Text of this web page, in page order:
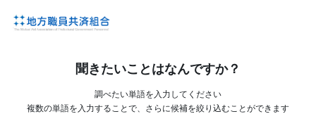
聞きたいことはなんですか？
調べたい単語を入力してください
複数の単語を入力することで、さらに候補を絞り込むことができます